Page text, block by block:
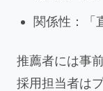
関係性：「
推薦者には事
採用担当者は